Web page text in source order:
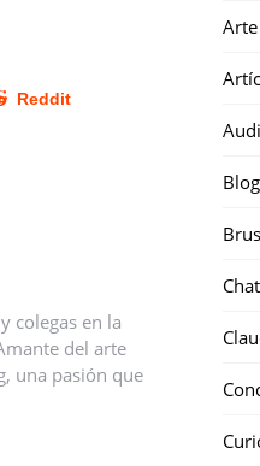
Reddit
colegas en la
del arte
una pasión que
Arte